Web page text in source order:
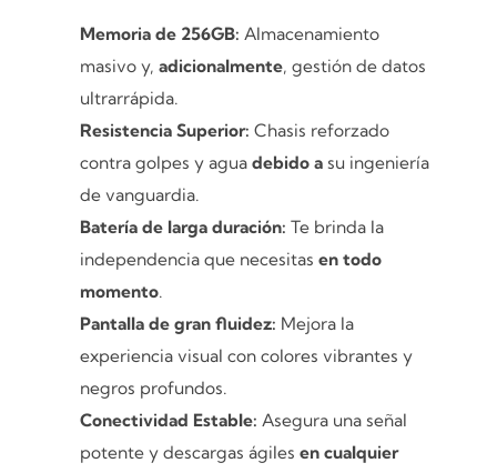
Memoria de 256GB: Almacenamiento
masivo y,adicionalmente, gestión de datos
ultrarrápida.
Resistencia Superior: Chasis reforzado
contra golpes y aguadebido a su ingeniería
de vanguardia.
Batería de larga duración: Te brinda la
independencia que necesitasen todo
momento.
Pantalla de gran fluidez: Mejora la
experiencia visual con colores vibrantes y
negros profundos.
Conectividad Estable: Asegura una señal
potente y descargas ágilesen cualquier